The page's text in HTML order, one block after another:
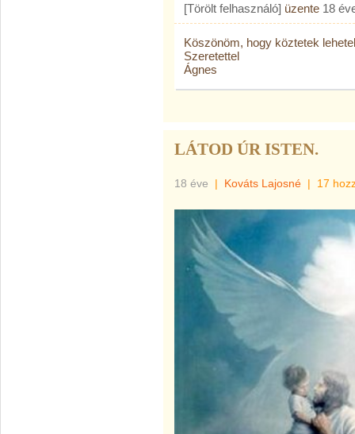
[Törölt felhasználó] üzente 18
Köszönöm, hogy köztetek
Szeretettel
Ágnes
LÁTOD ÚR ISTEN.
18 éve | Kováts Lajosné | 17